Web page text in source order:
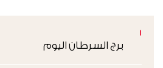
1
برج السرطان اليوم